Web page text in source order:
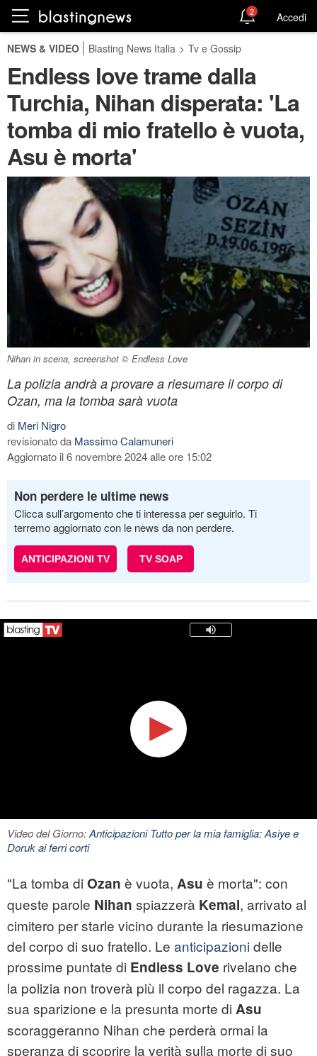
2 Accedi
NEWS & VIDEO Blasting News Italia > Tv e Gossip
Endless love trame dalla
Turchia, Nihan disperata: 'La
tomba di mio fratello è vuota,
Asu è morta'
Nihan in scena, screenshot © Endless Love
La polizia andrà a provare a riesumare il corpo di
Ozan, ma la tomba sarà vuota
di Meri Nigro
revisionato da Massimo Calamuneri
Aggiornato il 6 novembre 2024 alle ore 15:02
Non perdere le ultime news
Clicca sull’argomento che ti interessa per seguirlo. Ti
terremo aggiornato con le news da non perdere.
ANTICIPAZIONI TV TV SOAP
Video del Giorno:Anticipazioni Tutto per la mia famiglia: Asiye e
Doruk ai ferri corti
"La tomba di Ozan è vuota, Asu è morta": con
queste parole Nihan spiazzerà Kemal, arrivato al
cimitero per starle vicino durante la riesumazione
del corpo di suo fratello. Le anticipazionidelle
prossime puntate di Endless Love rivelano che
la polizia non troverà più il corpo del ragazza. La
sua sparizione e la presunta morte di Asu
scoraggeranno Nihan che perderà ormai la
speranza di scoprire la verità sulla morte di suo